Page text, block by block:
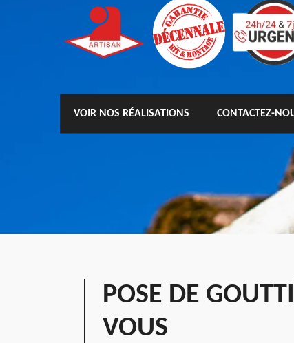
VOIR NOS RÉALISATIONS CONTACTEZ-
POSE DE
VOUS